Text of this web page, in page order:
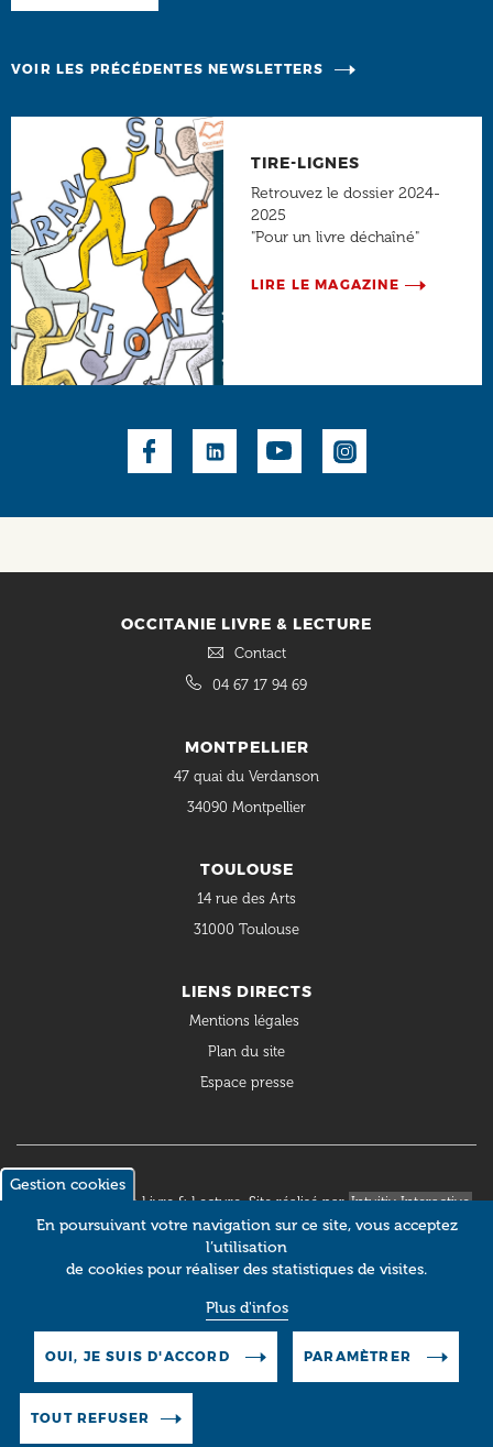
VOIR LES PRÉCÉDENTES NEWSLETTERS
TIRE-LIGNES
Retrouvez le dossier 2024-
2025
"Pour un livre déchaîné"
LIRE LE MAGAZINE
OCCITANIE LIVRE & LECTURE
Contact
04 67 17 94 69
MONTPELLIER
47 quai du Verdanson
34090 Montpellier
TOULOUSE
14 rue des Arts
31000 Toulouse
LIENS DIRECTS
Mentions légales
Plan du site
Espace presse
© 2018 Occitanie Livre & Lecture. Site réalisé parIntuitiv Interactive
Pictos
Gestion cookies
En poursuivant votre navigation sur ce site, vous acceptez
l’utilisation
de cookies pour réaliser des statistiques de visites.
Plus d'infos
OUI, JE SUIS D'ACCORD PARAMÈTRER
TOUT REFUSER